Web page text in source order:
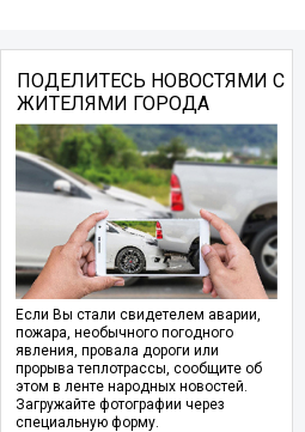
ПОДЕЛИТЕСЬ НОВОСТЯМИ С
ЖИТЕЛЯМИ ГОРОДА
Если Вы стали свидетелем аварии,
пожара, необычного погодного
явления, провала дороги или
прорыва теплотрассы, сообщите об
этом в ленте народных новостей.
Загружайте фотографии через
специальную форму.